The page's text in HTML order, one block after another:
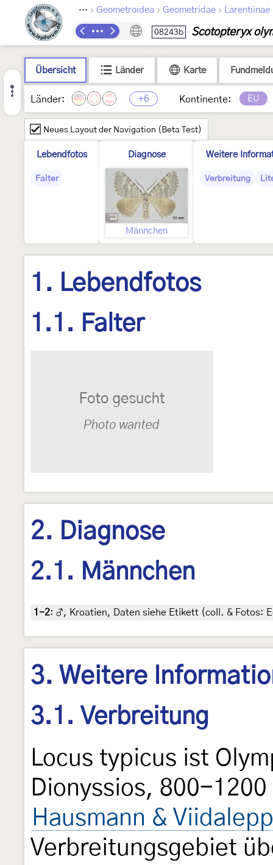
Lepidoptera › Geometroidea › Geometridae › Larentiinae
08243b Scotopteryx
Übersicht Länder Karte
Länder: +6 Kontinente: EU
Neues Layout der Navigation (Beta Test)
Lebendfotos
Falter
Diagnose
Männchen
Weitere
Verbreitung
1. Lebendfotos
1.1. Falter
2. Diagnose
2.1. Männchen
1-2: ♂, Kroatien, Daten siehe Etikett (coll. & Fotos:
3. Weitere
3.1. Verbreitung
Locus typicus ist
Dionyssios, 800-
Hausmann &
Verbreitungsgebiet